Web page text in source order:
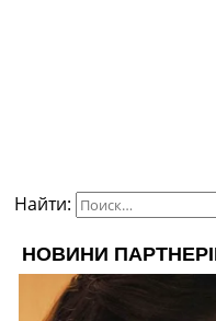
Найти: